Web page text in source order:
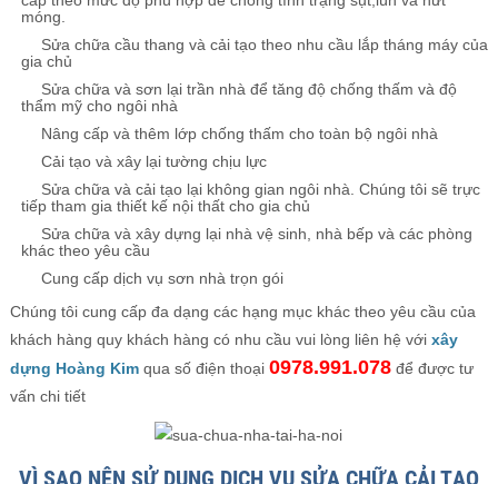
móng.
Sửa chữa cầu thang và cải tạo theo nhu cầu lắp tháng máy của
gia chủ
Sửa chữa và sơn lại trần nhà để tăng độ chống thấm và độ
thẩm mỹ cho ngôi nhà
Nâng cấp và thêm lớp chống thấm cho toàn bộ ngôi nhà
Cải tạo và xây lại tường chịu lực
Sửa chữa và cải tạo lại không gian ngôi nhà. Chúng tôi sẽ trực
tiếp tham gia thiết kế nội thất cho gia chủ
Sửa chữa và xây dựng lại nhà vệ sinh, nhà bếp và các phòng
khác theo yêu cầu
Cung cấp dịch vụ sơn nhà trọn gói
Chúng tôi cung cấp đa dạng các hạng mục khác theo yêu cầu của
khách hàng quy khách hàng có nhu cầu vui lòng liên hệ với xây
dựng Hoàng Kimqua số điện thoại 0978.991.078để được tư
vấn chi tiết
VÌ SAO NÊN SỬ DỤNG DỊCH VỤ SỬA CHỮA CẢI TẠO